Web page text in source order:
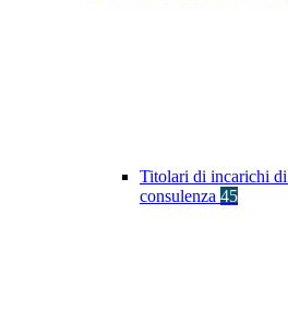
Titolari di incarichi
consulenza 45